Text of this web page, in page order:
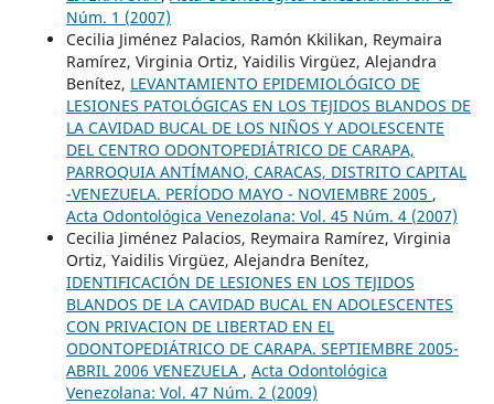
Núm. 1 (2007)
Cecilia Jiménez Palacios, Ramón Kkilikan, Reymaira
Ramírez, Virginia Ortiz, Yaidilis Virgüez, Alejandra
Benítez, LEVANTAMIENTO EPIDEMIOLÓGICO DE
LESIONES PATOLÓGICAS EN LOS TEJIDOS BLANDOS DE
LA CAVIDAD BUCAL DE LOS NIÑOS Y ADOLESCENTE
DEL CENTRO ODONTOPEDIÁTRICO DE CARAPA,
PARROQUIA ANTÍMANO, CARACAS, DISTRITO CAPITAL
-VENEZUELA. PERÍODO MAYO - NOVIEMBRE 2005 ,
Acta Odontológica Venezolana: Vol. 45 Núm. 4 (2007)
Cecilia Jiménez Palacios, Reymaira Ramírez, Virginia
Ortiz, Yaidilis Virgüez, Alejandra Benítez,
IDENTIFICACIÓN DE LESIONES EN LOS TEJIDOS
BLANDOS DE LA CAVIDAD BUCAL EN ADOLESCENTES
CON PRIVACION DE LIBERTAD EN EL
ODONTOPEDIÁTRICO DE CARAPA. SEPTIEMBRE 2005-
ABRIL 2006 VENEZUELA , Acta Odontológica
Venezolana: Vol. 47 Núm. 2 (2009)